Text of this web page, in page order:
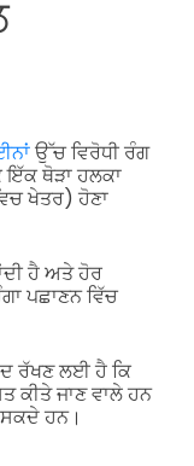
ਉੱਚ ਵਿਰੋਧੀ ਰੰਗ
ਇੱਕ ਥੋੜਾ ਹਲਕਾ
ਖੇਤਰ) ਹੋਣਾ
ਹੈ ਅਤੇ ਹੋਰ
ਪਛਾਣਨ ਵਿੱਚ
ਰੱਖਣ ਲਈ ਹੈ ਕਿ
ਕੀਤੇ ਜਾਣ ਵਾਲੇ ਹਨ
ਹਨ।